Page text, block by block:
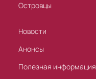
Островцы
Новости
Анонсы
Полезная информация